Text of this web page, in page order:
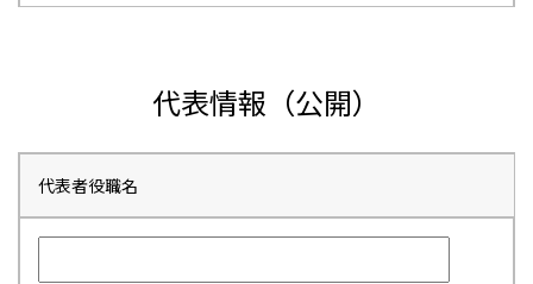
代表情報（公開）
代表者役職名